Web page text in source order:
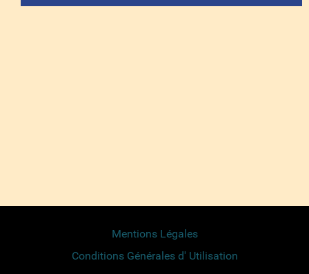
Mentions Légales
Conditions Générales d' Utilisation